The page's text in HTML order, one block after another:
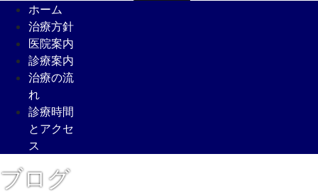
ホーム
治療方針
医院案内
診療案内
治療の流
れ
診療時間
とアクセ
ス
ブログ